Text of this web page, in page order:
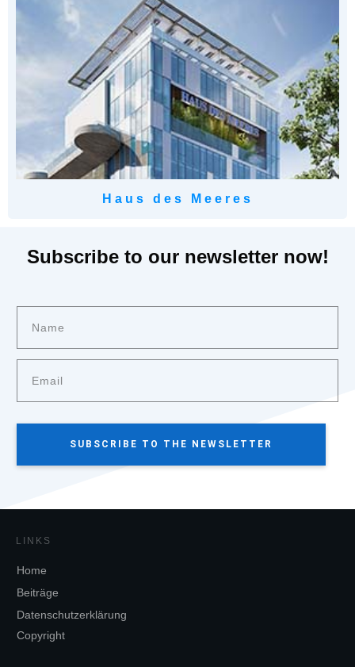
Haus des Meeres
Subscribe to our newsletter now!
SUBSCRIBE TO THE NEWSLETTER
LINKS
Home
Beiträge
Datenschutzerklärung
Copyright